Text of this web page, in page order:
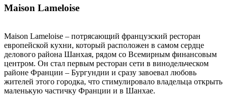
Maison Lameloise
Maison Lameloise – потрясающий французский ресторан
европейской кухни, который расположен в самом сердце
делового района Шанхая, рядом со Всемирным финансовым
центром. Он стал первым ресторан сети в винодельческом
районе Франции – Бургундии и сразу завоевал любовь
жителей этого городка, что стимулировало владельца открыть
маленькую частичку Франции и в Шанхае.